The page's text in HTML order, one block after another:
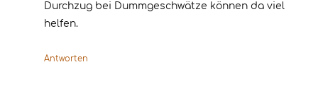
Durchzug bei Dummgeschwätze können da viel
helfen.
Antworten